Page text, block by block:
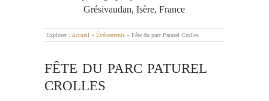
Grésivaudan, Isère, France
Explorer : Accueil » Événements » Fête du parc Paturel Crolles
FÊTE DU PARC PATUREL
CROLLES